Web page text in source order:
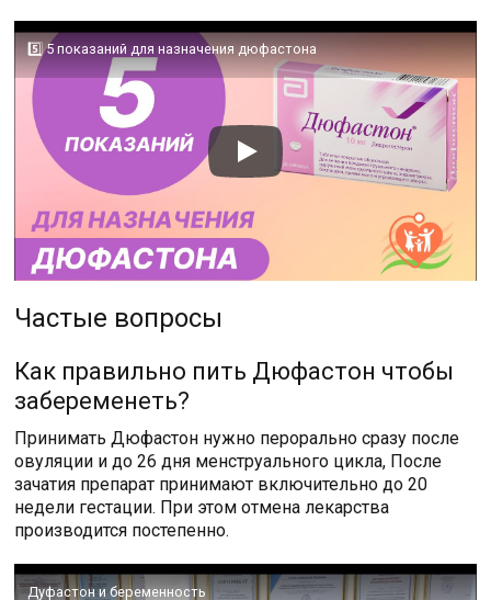
5️⃣ 5 показаний для назначения дюфастона
Частые вопросы
Как правильно пить Дюфастон чтобы
забеременеть?
Принимать Дюфастон нужно перорально сразу после
овуляции и до 26 дня менструального цикла, После
зачатия препарат принимают включительно до 20
недели гестации. При этом отмена лекарства
производится постепенно.
Дуфастон и беременность